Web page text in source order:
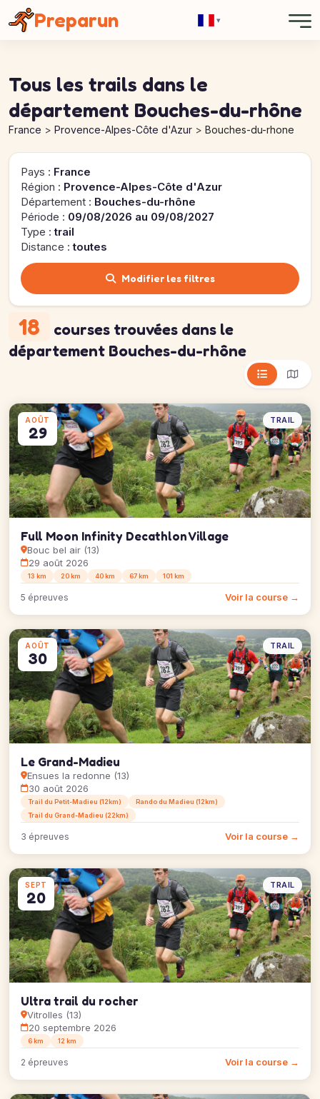
Preparun ▾
Tous les trails dans le
département Bouches-du-rhône
France Provence-Alpes-Côte d'Azur Bouches-du-rhone
Pays : France
Région : Provence-Alpes-Côte d'Azur
Département : Bouches-du-rhône
Période : 09/08/2026 au 09/08/2027
Type :trail
Distance :toutes
Modifier les filtres
18 courses trouvées dans le
département Bouches-du-rhône
AOÛT
29
TRAIL
Full Moon Infinity Decathlon Village
Bouc bel air (13)
29 août 2026
13 km 20 km 40 km 67 km 101 km
5 épreuves Voir la course →
AOÛT
30
TRAIL
Le Grand-Madieu
Ensues la redonne (13)
30 août 2026
Trail du Petit-Madieu (12km)
Rando du Madieu (12km)
Trail du Grand-Madieu (22km)
3 épreuves Voir la course →
SEPT
20
TRAIL
Ultra trail du rocher
Vitrolles (13)
20 septembre 2026
6 km 12 km
2 épreuves Voir la course →
Panneau de gestion des cookies